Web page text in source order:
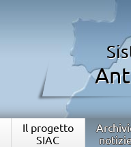
Il progetto
SIAC